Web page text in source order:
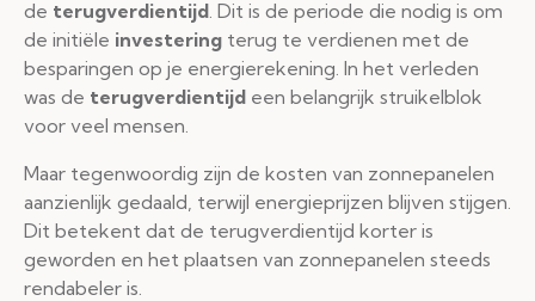
de terugverdientijd . Dit is de periode die nodig is om
de initiële investering terug te verdienen met de
besparingen op je energierekening. In het verleden
was de terugverdientijd een belangrijk struikelblok
voor veel mensen.
Maar tegenwoordig zijn de kosten van zonnepanelen
aanzienlijk gedaald, terwijl energieprijzen blijven stijgen.
Dit betekent dat de terugverdientijd korter is
geworden en het plaatsen van zonnepanelen steeds
rendabeler is.